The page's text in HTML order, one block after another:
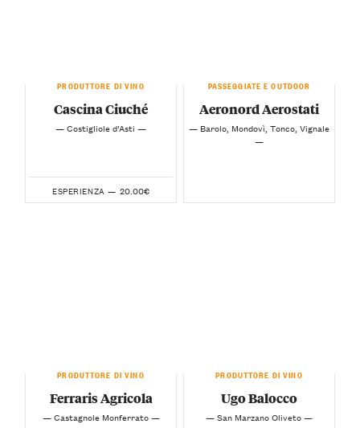
PRODUTTORE DI VINO
Cascina Ciuché
— Costigliole d’Asti —
ESPERIENZA — 20.00€
PASSEGGIATE E OUTDOOR
Aeronord Aerostati
— Barolo, Mondovì, Tonco, Vignale
—
PRODUTTORE DI VINO
Ferraris Agricola
— Castagnole Monferrato —
PRODUTTORE DI VINO
Ugo Balocco
— San Marzano Oliveto —